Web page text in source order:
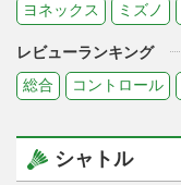
ヨネックス
ミズノ
レビューランキング
総合
コントロール
シャトル